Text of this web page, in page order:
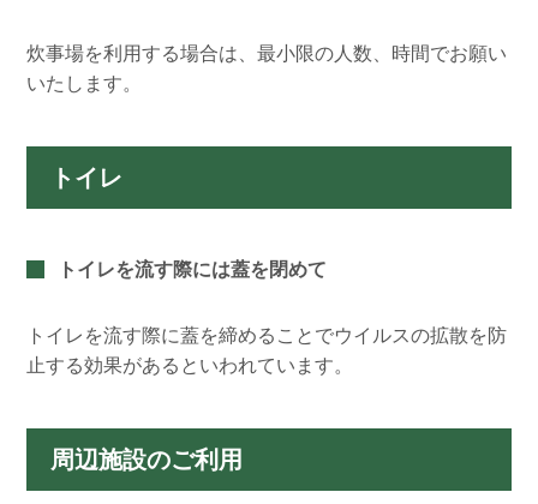
炊事場を利用する場合は、最小限の人数、時間でお願い
いたします。
トイレ
トイレを流す際には蓋を閉めて
トイレを流す際に蓋を締めることでウイルスの拡散を防
止する効果があるといわれています。
周辺施設のご利用